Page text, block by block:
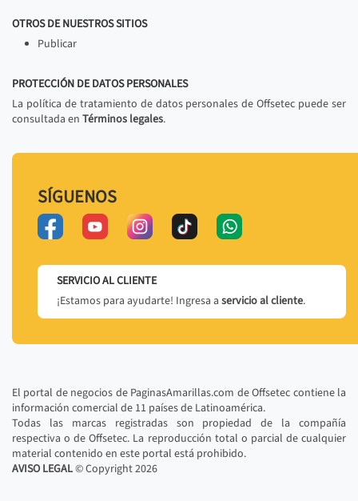
OTROS DE NUESTROS SITIOS
Publicar
PROTECCIÓN DE DATOS PERSONALES
La política de tratamiento de datos personales de Offsetec puede ser
consultada en Términos legales.
SÍGUENOS
SERVICIO AL CLIENTE
¡Estamos para ayudarte! Ingresa a servicio al cliente.
El portal de negocios de PaginasAmarillas.com de Offsetec contiene la
información comercial de 11 países de Latinoamérica.
Todas las marcas registradas son propiedad de la compañía
respectiva o de Offsetec. La reproducción total o parcial de cualquier
material contenido en este portal está prohibido.
AVISO LEGAL© Copyright2026